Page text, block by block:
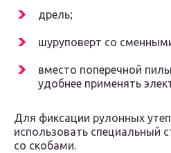
дрель;
шуруповерт со
вместо поперечной
удобнее применять
Для фиксации рулонных
использовать специальный
со скобами.